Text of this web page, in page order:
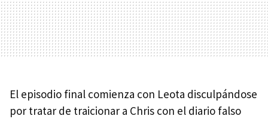
El episodio final comienza con Leota disculpándose
por tratar de traicionar a Chris con el diario falso